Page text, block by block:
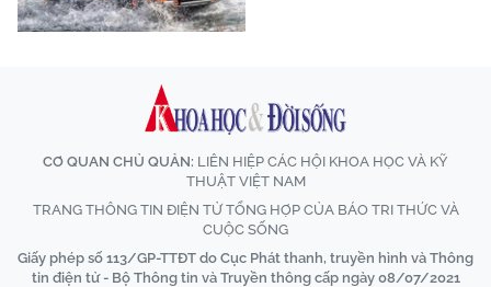
CƠ QUAN CHỦ QUẢN: LIÊN HIỆP CÁC HỘI KHOA HỌC VÀ KỸ
THUẬT VIỆT NAM
TRANG THÔNG TIN ĐIỆN TỬ TỔNG HỢP CỦA BÁO TRI THỨC VÀ
CUỘC SỐNG
Giấy phép số 113/GP-TTĐT do Cục Phát thanh, truyền hình và Thông
tin điện tử - Bộ Thông tin và Truyền thông cấp ngày 08/07/2021